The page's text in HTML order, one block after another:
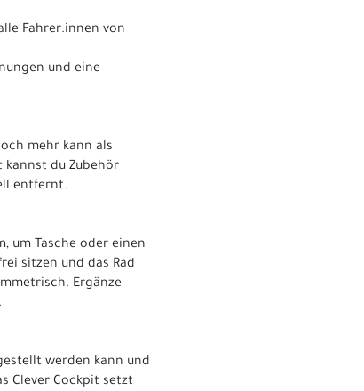
Fahrer:innen von
und eine
mehr kann als
kannst du Zubehör
entfernt.
um Tasche oder einen
sitzen und das Rad
Ergänze
werden kann und
Clever Cockpit setzt